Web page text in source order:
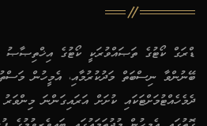
ޑްރަގް ކޯޓުގެ ތަޞައްވުރަކީ ކޯޓުގެ އިޚްތިޞާޞު
ބޭނުންވާ ނިސްބަތް މަދުކުރުމާއި، އެމީހުން
ދެމެހެއްޓުމަށްޓަކައި ކުށަށް އަރައިގަންނަ